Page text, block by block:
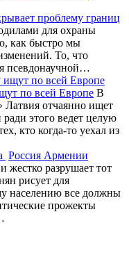
проблему границ
для охраны
как быстро мы
То, что
псевдонаучной…
по всей Европе В
Латвия отчаянно ищет
этого ведет целую
кто когда-то уехал из
Россия Армении
жестко разрушает тот
рисует для
населению все должны
прожекты